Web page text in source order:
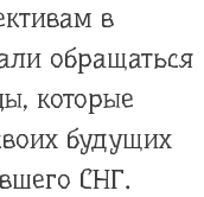
в
обращаться
которые
будущих
СНГ.